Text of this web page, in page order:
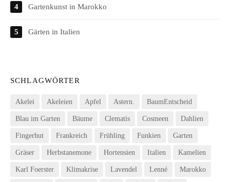
Gartenkunst in Marokko
Gärten in Italien
SCHLAGWÖRTER
Akelei Akeleien Apfel Astern. BaumEntscheid
Blau im Garten Bäume Clematis Cosmeen Dahlien
Fingerhut Frankreich Frühling Funkien Garten
Gräser Herbstanemone Hortensien Italien Kamelien
Karl Foerster Klimakrise Lavendel Lenné Marokko